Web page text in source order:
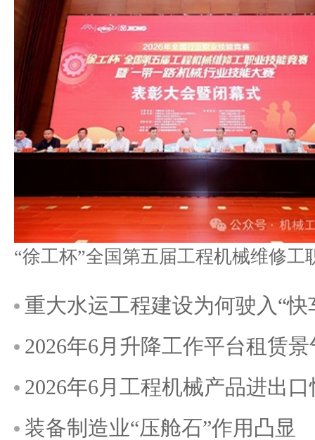
重大水运工程建设为何驶入“快
2026年6月升降工作平台租赁
2026年6月工程机械产品进出
装备制造业“压舱石”作用凸显